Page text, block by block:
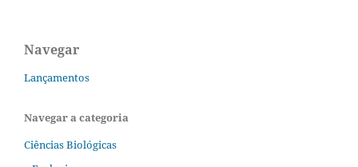
Navegar
Lançamentos
Navegar a categoria
Ciências Biológicas